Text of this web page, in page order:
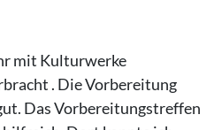
mit Kulturwerke
. Die Vorbereitung
Das Vorbereitungstreffen